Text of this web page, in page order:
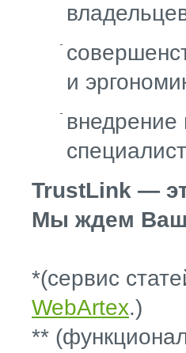
и
внедрение
TrustLink —
Мы ждем
*(сервис
WebArtex.)
**